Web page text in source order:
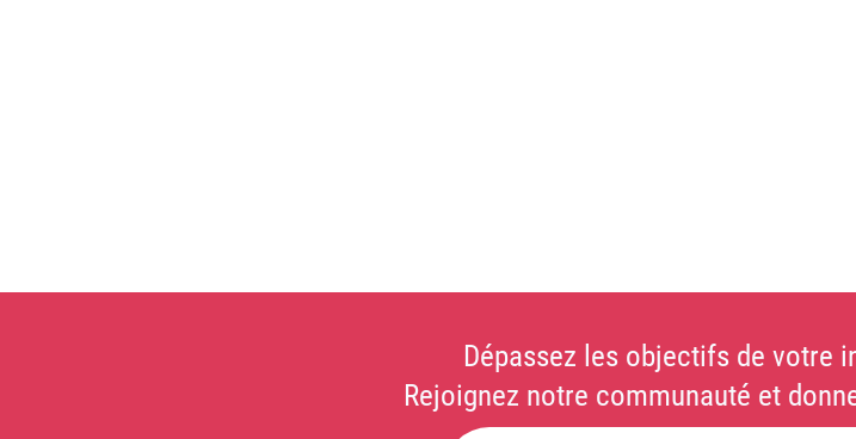
Dépassez les objectifs de votre
Rejoignez notre communauté et